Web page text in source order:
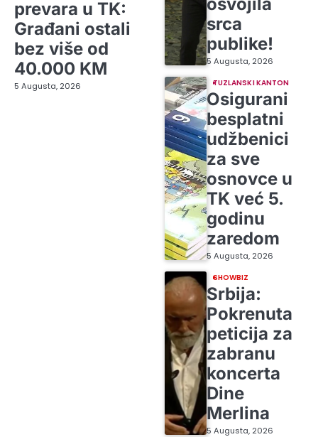
prevara u TK:
Građani ostali
bez više od
40.000 KM
5 Augusta, 2026
srca
publike!
5 Augusta, 2026
TUZLANSKI KANTON
Osigurani
besplatni
udžbenici
za sve
osnovce u
TK već 5.
godinu
zaredom
5 Augusta, 2026
SHOWBIZ
Srbija:
Pokrenuta
peticija za
zabranu
koncerta
Dine
Merlina
5 Augusta, 2026